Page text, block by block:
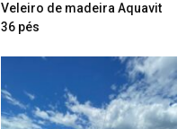
Veleiro de madeira Aquavit
36 pés